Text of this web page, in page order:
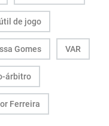
de jogo
Gomes VAR
árbitro
Ferreira